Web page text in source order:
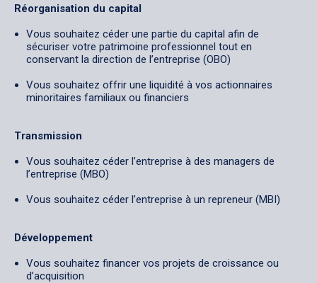
Réorganisation du capital
Vous souhaitez céder une partie du capital afin de
sécuriser votre patrimoine professionnel tout en
conservant la direction de l’entreprise (OBO)
Vous souhaitez offrir une liquidité à vos actionnaires
minoritaires familiaux ou financiers
Transmission
Vous souhaitez céder l’entreprise à des managers de
l’entreprise (MBO)
Vous souhaitez céder l’entreprise à un repreneur (MBI)
Développement
Vous souhaitez financer vos projets de croissance ou
d’acquisition